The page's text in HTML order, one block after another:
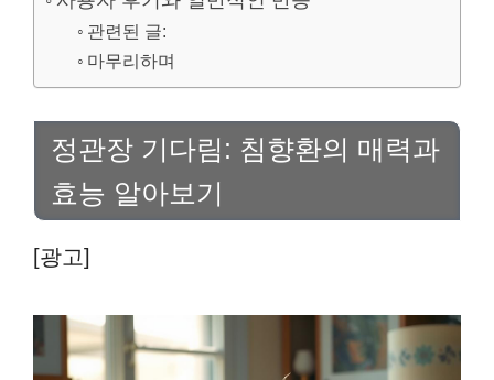
관련된 글:
마무리하며
정관장 기다림: 침향환의 매력과
효능 알아보기
[광고]